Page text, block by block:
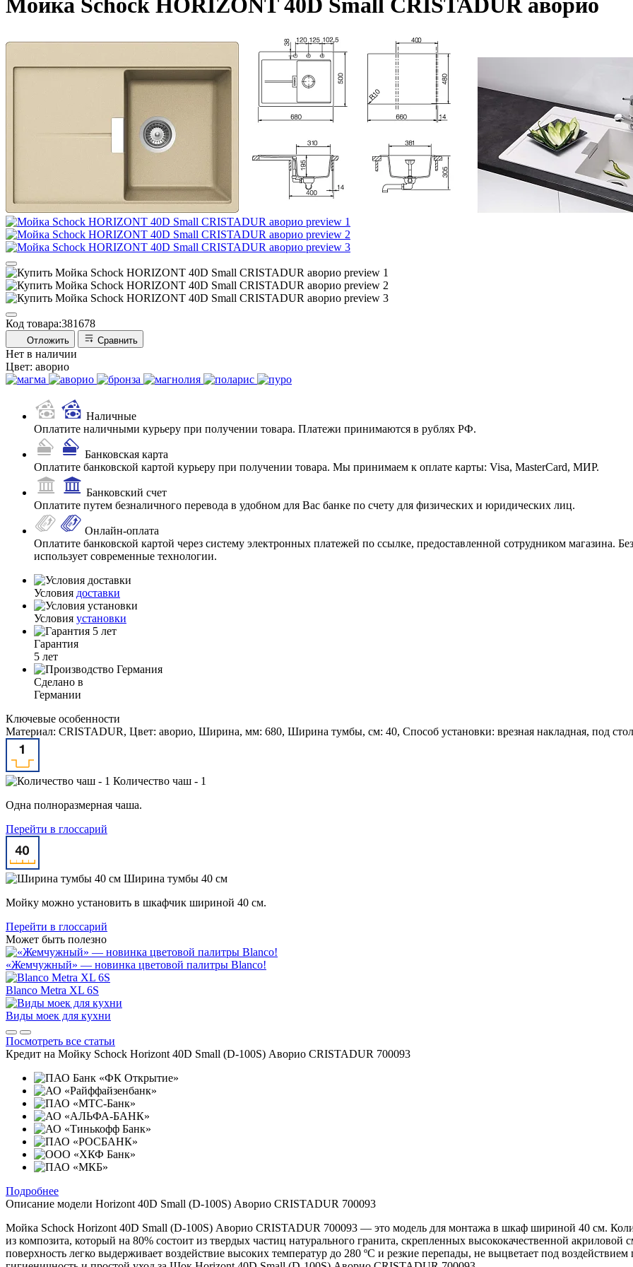
Мойка Schock HORIZONT 40D Small CRISTADUR аворио
Код товара:381678
Отложить Сравнить
Нет в наличии
Цвет: аворио
Наличные
Оплатите наличными курьеру при получении товара. Платежи принимаются в рублях РФ.
Банковская карта
Оплатите банковской картой курьеру при получении товара. Мы принимаем к оплате карты: Visa, MasterCard, МИР.
Банковский счет
Оплатите путем безналичного перевода в удобном для Вас банке по счету для физических и юридических лиц.
Онлайн-оплата
Оплатите банковской картой через систему электронных платежей по ссылке, предоставленной сотрудником магазина.
использует современные технологии.
Условия доставки
Условия установки
Гарантия
5 лет
Сделано в
Германии
Ключевые особенности
Материал: CRISTADUR, Цвет: аворио, Ширина, мм: 680, Ширина тумбы, см: 40, Способ установки: врезная накладная, под
Количество чаш - 1
Одна полноразмерная чаша.
Перейти в глоссарий
Ширина тумбы 40 см
Мойку можно установить в шкафчик шириной 40 см.
Перейти в глоссарий
Может быть полезно
«Жемчужный» — новинка цветовой палитры Blanco!
Blanco Metra XL 6S
Виды моек для кухни
Посмотреть все статьи
Кредит на Мойку Schock Horizont 40D Small (D-100S) Аворио CRISTADUR 700093
Подробнее
Описание модели Horizont 40D Small (D-100S) Аворио CRISTADUR 700093
Мойка Schock Horizont 40D Small (D-100S) Аворио CRISTADUR 700093 — это модель для монтажа в шкаф шириной 40 см.
из композита, который на 80% состоит из твердых частиц натурального гранита, скрепленных высококачественной
поверхность легко выдерживает воздействие высоких температур до 280 ºС и резкие перепады, не выцветает под